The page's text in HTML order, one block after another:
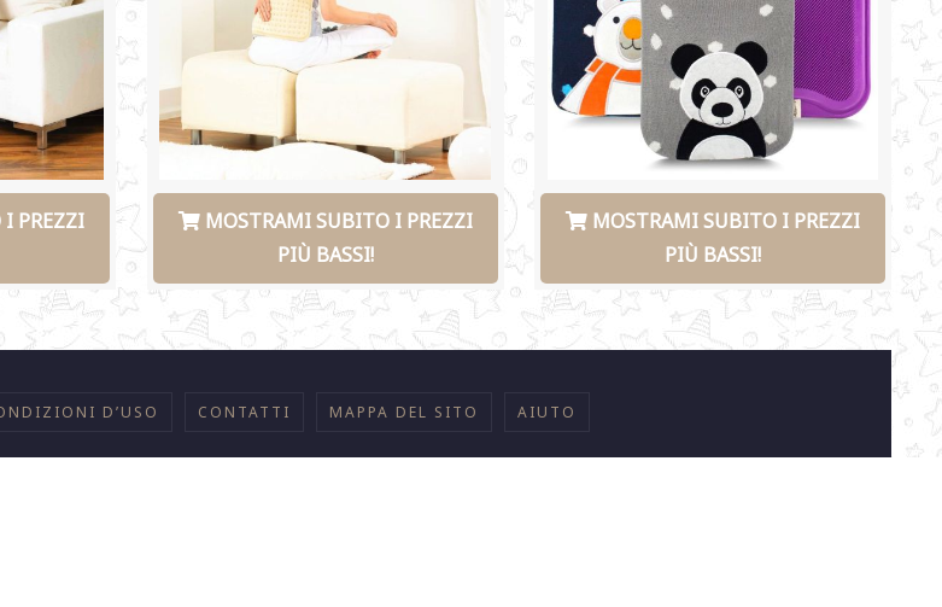
PREZZI
MOSTRAMI SUBITO I PREZZI
PIÙ BASSI!
MOSTRAMI SUBITO I PREZZI
PIÙ BASSI!
D’USO CONTATTI MAPPA DEL SITO AIUTO